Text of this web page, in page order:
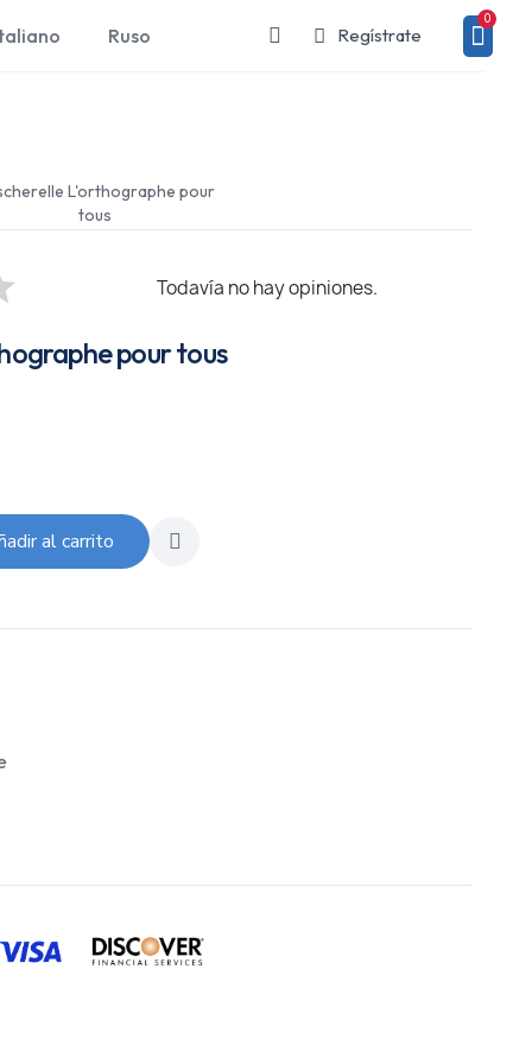
Ruso Regístrate
L'orthographe pour
tous
Todavía no hay opiniones.
pour tous
al carrito